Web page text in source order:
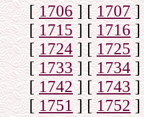
[1706] [1707]
[1715] [1716]
[1724] [1725]
[1733] [1734]
[1742] [1743]
[1751] [1752]